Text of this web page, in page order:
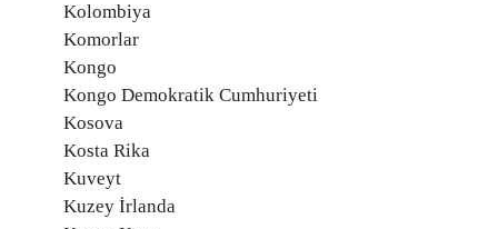
Kolombiya
Komorlar
Kongo
Kongo Demokratik Cumhuriyeti
Kosova
Kosta Rika
Kuveyt
Kuzey İrlanda